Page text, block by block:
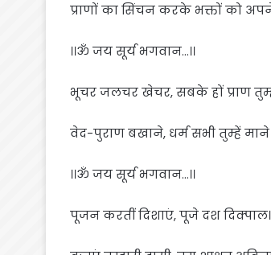
प्राणों का सिंचन करके भक्तों को अपने
।।ॐ जय सूर्य भगवान…।।
भूचर जलचर खेचर, सबके हों प्राण
वेद-पुराण बखाने, धर्म सभी तुम्हें माने।
।।ॐ जय सूर्य भगवान…।।
पूजन करतीं दिशाएं, पूजे दश